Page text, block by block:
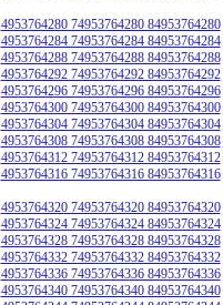
4953764280 74953764280 84953764280
4953764284 74953764284 84953764284
4953764288 74953764288 84953764288
4953764292 74953764292 84953764292
4953764296 74953764296 84953764296
4953764300 74953764300 84953764300
4953764304 74953764304 84953764304
4953764308 74953764308 84953764308
4953764312 74953764312 84953764312
4953764316 74953764316 84953764316
4953764320 74953764320 84953764320
4953764324 74953764324 84953764324
4953764328 74953764328 84953764328
4953764332 74953764332 84953764332
4953764336 74953764336 84953764336
4953764340 74953764340 84953764340